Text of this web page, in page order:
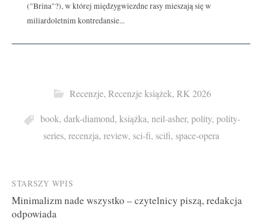
("Brina"?), w której międzygwiezdne rasy mieszają się w
miliardoletnim kontredansie...
Recenzje, Recenzje książek, RK 2026
book, dark-diamond, książka, neil-asher, polity, polity-
series, recenzja, review, sci-fi, scifi, space-opera
Post
navigation
STARSZY WPIS
Minimalizm nade wszystko – czytelnicy piszą, redakcja
odpowiada